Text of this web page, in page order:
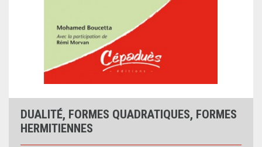
DUALITÉ, FORMES QUADRATIQUES, FORMES
HERMITIENNES